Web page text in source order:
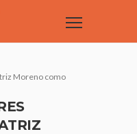
Moreno como